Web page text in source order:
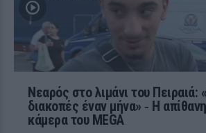
Νεαρός στο λιμάνι του Πειραιά:
διακοπές έναν μήνα» ‑ Η
κάμερα του MEGA